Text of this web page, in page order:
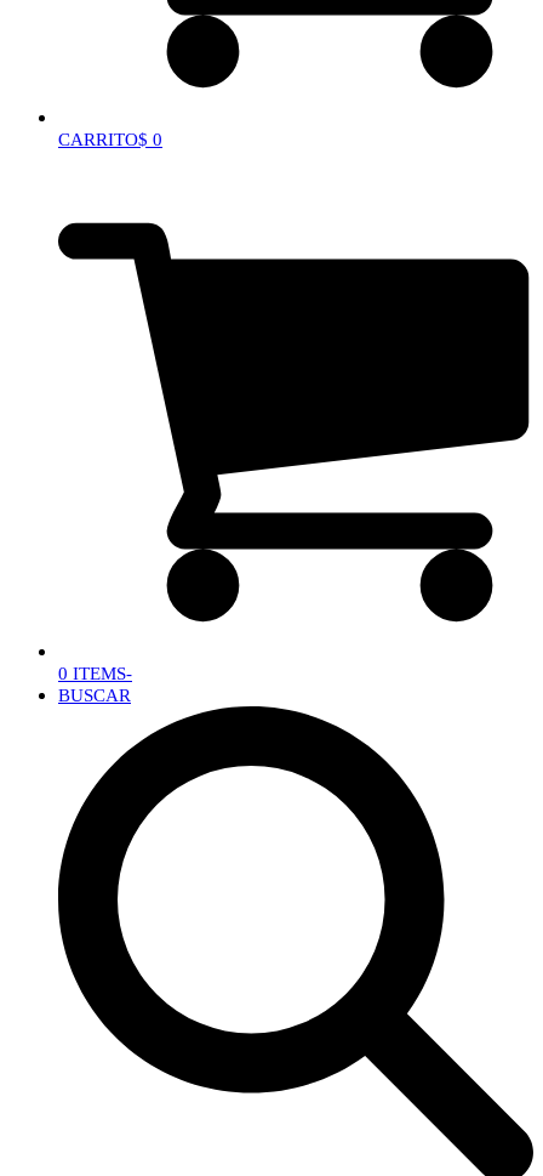
CARRITO$ 0
0 ITEMS-
BUSCAR